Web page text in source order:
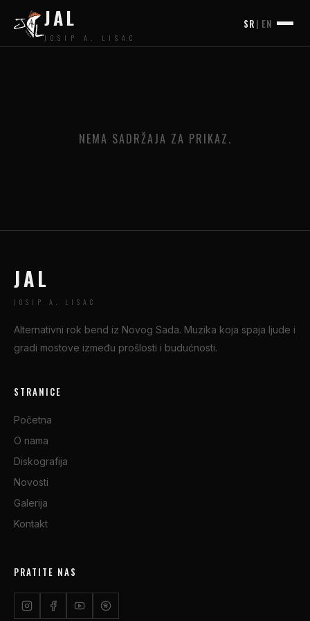
JAL
JOSIP A. LISAC
SR | EN
NEMA SADRŽAJA ZA PRIKAZ.
JAL
JOSIP A. LISAC
Alternativni rok bend iz Novog Sada. Muzika koja spaja ljude i
gradi mostove između prošlosti i budućnosti.
STRANICE
Početna
O nama
Diskografija
Novosti
Galerija
Kontakt
PRATITE NAS